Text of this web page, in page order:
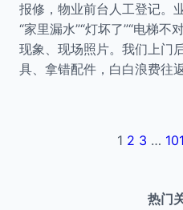
报修，物业前台人工登记。
“家里漏水”“灯坏了”“电梯不
现象、现场照片。我们上门
具、拿错配件，白白浪费往
1 2 3 … 101
热门